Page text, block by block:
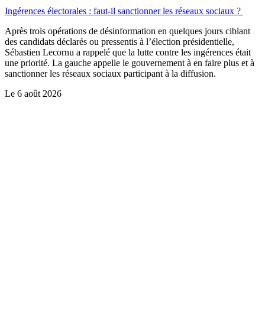
Ingérences électorales : faut-il sanctionner les réseaux sociaux ?
Après trois opérations de désinformation en quelques jours ciblant
des candidats déclarés ou pressentis à l’élection présidentielle,
Sébastien Lecornu a rappelé que la lutte contre les ingérences était
une priorité. La gauche appelle le gouvernement à en faire plus et à
sanctionner les réseaux sociaux participant à la diffusion.
Le 6 août 2026